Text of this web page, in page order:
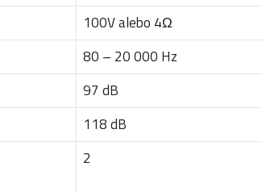
100V alebo 4Ω
80 – 20 000 Hz
97 dB
118 dB
2